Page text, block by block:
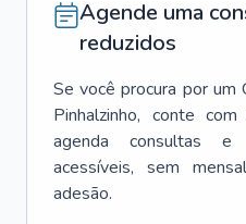
Agende uma
reduzidos
Se você procura por um
Pinhalzinho, conte com
agenda consultas
acessíveis, sem
adesão.